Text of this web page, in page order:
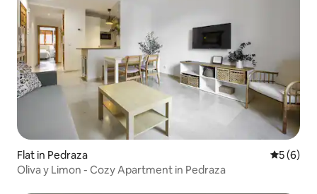
Flat in Pedraza 5 out of
5 (6)
Oliva y Limon - Cozy Apartment in Pedraza